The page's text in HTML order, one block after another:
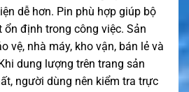
dễ hơn. Pin phù hợp giúp bộ
định trong công việc. Sản
vệ, nhà máy, kho vận, bán lẻ và
dung lượng trên trang sản
người dùng nên kiểm tra trực